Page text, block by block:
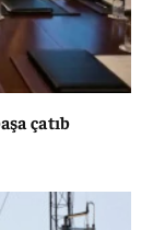
çatıb